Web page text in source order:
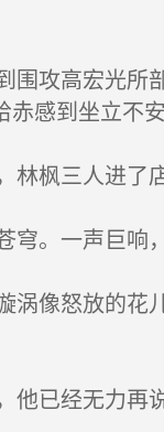
攻高宏光所
感到坐立不安
枫三人进了
。一声巨响
像怒放的花
已经无力再